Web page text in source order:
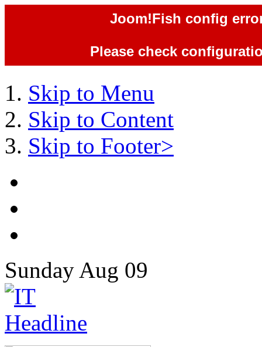
Joom!Fish config
Please check
Skip to Menu
Skip to Content
Skip to Footer>
Sunday Aug 09